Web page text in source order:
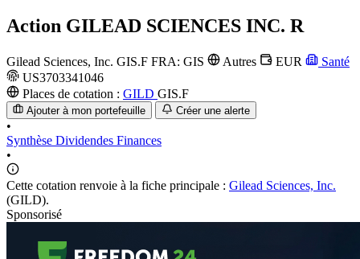
Action GILEAD SCIENCES INC. R
Gilead Sciences, Inc. GIS.F FRA: GIS Autres EUR
Santé
US3703341046
Places de cotation : GILD GIS.F
Ajouter à mon portefeuille Créer une alerte
•
Synthèse Dividendes Finances
•
Cette cotation renvoie à la fiche principale : Gilead Sciences, Inc.
(GILD).
Sponsorisé